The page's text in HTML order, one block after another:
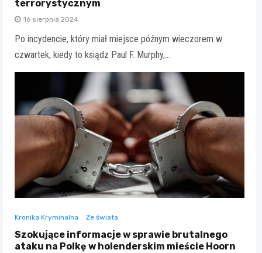
terrorystycznym
16 sierpnia 2024
Po incydencie, który miał miejsce późnym wieczorem w
czwartek, kiedy to ksiądz Paul F. Murphy,…
Kronika Kryminalna Ze świata
Szokujące informacje w sprawie brutalnego
ataku na Polkę w holenderskim mieście Hoorn